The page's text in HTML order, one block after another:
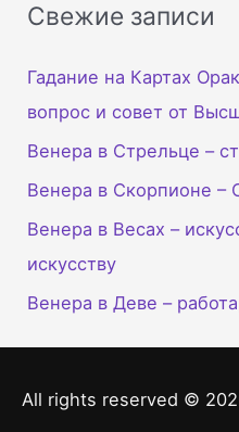
Свежие записи
Гадание на Картах
вопрос и совет от
Венера в Стрельце –
Венера в Скорпионе –
Венера в Весах –
искусству
Венера в Деве –
All rights reserved ©